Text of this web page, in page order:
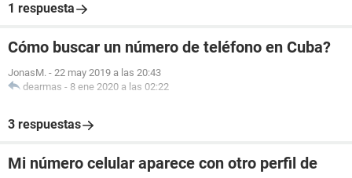
1 respuesta
Cómo buscar un número de teléfono en Cuba?
JonasM. - 22 may 2019 a las 20:43
dearmas - 8 ene 2020 a las 02:22
3 respuestas
Mi número celular aparece con otro perfil de